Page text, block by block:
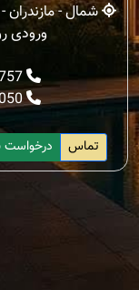
شمال -
ورودی
09124902757
01152170050
درخواست تماس